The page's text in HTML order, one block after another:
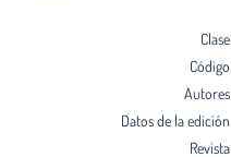
Clase
Código
Autores
Datos de la edición
Revista